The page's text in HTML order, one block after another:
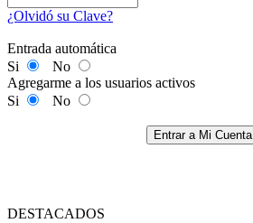
¿Olvidó su Clave?
Entrada automática
Si
No
Agregarme a los usuarios activos
Si
No
Entrar a Mi Cuenta
DESTACADOS